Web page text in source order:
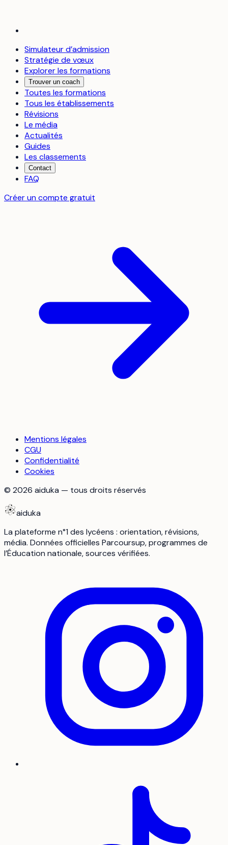
Simulateur d’admission
Stratégie de vœux
Explorer les formations
Trouver un coach
Toutes les formations
Tous les établissements
Révisions
Le média
Actualités
Guides
Les classements
Contact
FAQ
Créer un compte gratuit
Mentions légales
CGU
Confidentialité
Cookies
© 2026 aiduka — tous droits réservés
aiduka
La plateforme n°1 des lycéens : orientation, révisions,
média. Données officielles Parcoursup, programmes de
l’Éducation nationale, sources vérifiées.